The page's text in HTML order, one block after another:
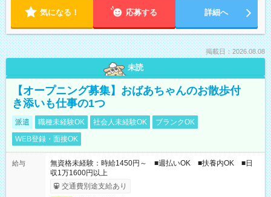
気になる！ 応募する 詳細へ
掲載日：2026.08.08
未読
【オープニング募集】おばあちゃんのお散歩付
き添いも仕事の1つ
派遣 職種未経験OK 社会人未経験OK
ブランクOK
WEB登録・面接OK
給与
無資格未経験：時給1450円～ ■週払いOK ■扶養内OK ■日
収1万1600円以上
交通費別途支給あり